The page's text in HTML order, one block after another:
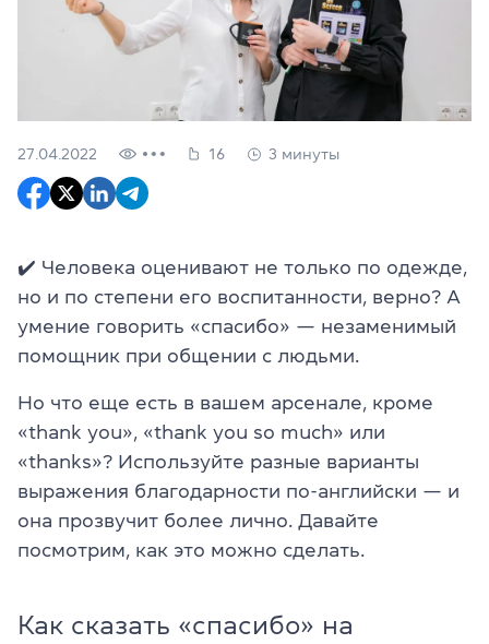
27.04.2022 16 3 минуты
✔️ Человека оценивают не только по одежде,
но и по степени его воспитанности, верно? А
умение говорить «спасибо» — незаменимый
помощник при общении с людьми.
Но что еще есть в вашем арсенале, кроме
«thank you», «thank you so much» или
«thanks»? Используйте разные варианты
выражения благодарности по-английски — и
она прозвучит более лично. Давайте
посмотрим, как это можно сделать.
Как сказать «спасибо» на